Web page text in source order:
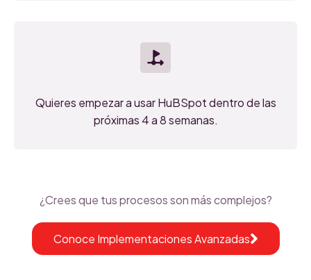
Quieres empezar a usar HuBSpot dentro de las
próximas 4 a 8 semanas.
¿Crees que tus procesos son más complejos?
Conoce Implementaciones Avanzadas